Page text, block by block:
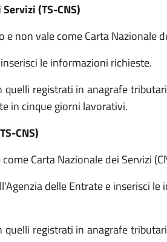
(TS-CNS)
non vale come Carta Nazionale
le informazioni richieste.
registrati in anagrafe
in cinque giorni lavorativi.
CNS)
Carta Nazionale dei Servizi
delle Entrate e inserisci
registrati in anagrafe